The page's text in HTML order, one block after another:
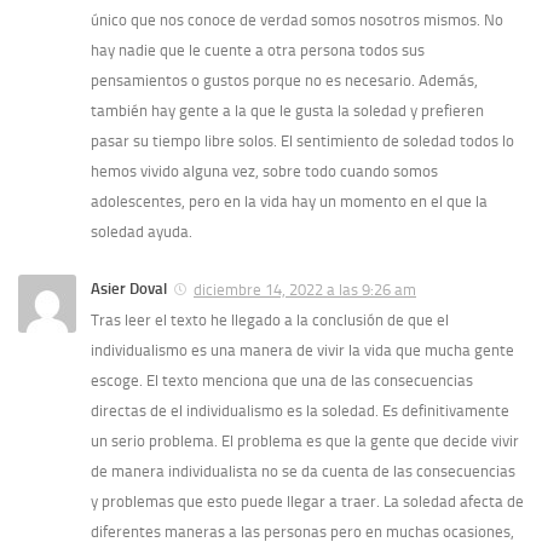
único que nos conoce de verdad somos nosotros mismos. No
hay nadie que le cuente a otra persona todos sus
pensamientos o gustos porque no es necesario. Además,
también hay gente a la que le gusta la soledad y prefieren
pasar su tiempo libre solos. El sentimiento de soledad todos lo
hemos vivido alguna vez, sobre todo cuando somos
adolescentes, pero en la vida hay un momento en el que la
soledad ayuda.
Asier Doval
diciembre 14, 2022 a las 9:26 am
Tras leer el texto he llegado a la conclusión de que el
individualismo es una manera de vivir la vida que mucha gente
escoge. El texto menciona que una de las consecuencias
directas de el individualismo es la soledad. Es definitivamente
un serio problema. El problema es que la gente que decide vivir
de manera individualista no se da cuenta de las consecuencias
y problemas que esto puede llegar a traer. La soledad afecta de
diferentes maneras a las personas pero en muchas ocasiones,